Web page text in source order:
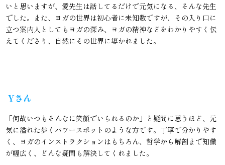
いと思いますが、愛先生は話してるだけで元気になる、そんな先生
でした。また、ヨガの世界は初心者に未知数ですが、その入り口に
立つ案内人としてもヨガの深み、ヨガの精神などをわかりやすく伝
えてくださり、自然にその世界に導かれました。
Yさん
「何故いつもそんなに笑顔でいられるのか」と疑問に思うほど、元
気に溢れた歩くパワースポットのような方です。丁寧で分かりやす
く、ヨガのインストラクションはもちろん、哲学から解剖まで知識
が幅広く、どんな疑問も解決してくれました。